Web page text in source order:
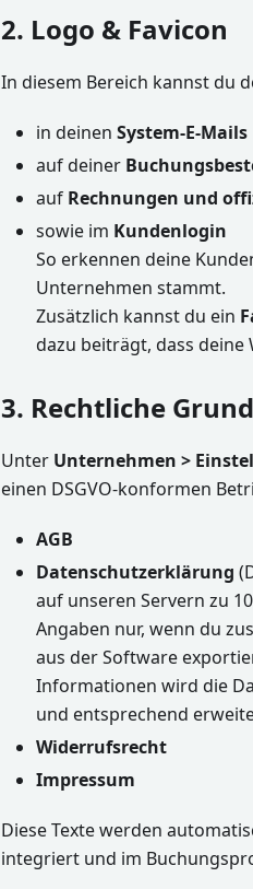
2. Logo & Favicon
In diesem Bereich kannst du
in deinen System-E-Mails
auf deiner
auf Rechnungen und
sowie im Kundenlogin
So erkennen deine
Unternehmen stammt.
Zusätzlich kannst du ein
dazu beiträgt, dass deine
3. Rechtliche
Unter Unternehmen >
einen DSGVO-konformen
AGB
Datenschutzerklärung
auf unseren Servern zu
Angaben nur, wenn du
aus der Software
Informationen wird die
und entsprechend
Widerrufsrecht
Impressum
Diese Texte werden
integriert und im